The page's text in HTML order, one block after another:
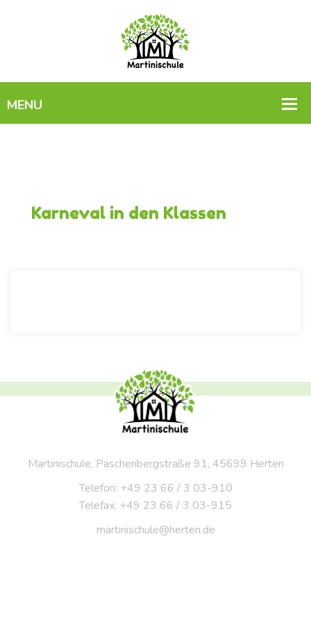
Karneval in den Klassen
Martinischule, Paschenbergstraße 91, 45699 Herten
Telefon: +49 23 66 / 3 03-910
Telefax: +49 23 66 / 3 03-915
martinischule@herten.de